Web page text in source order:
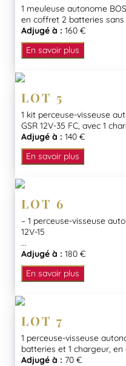
1 meuleuse autonome
en coffret 2 batteries
Adjugé à : 160 €
En savoir plus
LOT 5
1 kit perceuse-visseuse
GSR 12V-35 FC, avec 1
Adjugé à : 140 €
En savoir plus
LOT 6
– 1 perceuse-visseuse
12V-15
...
Adjugé à : 180 €
En savoir plus
LOT 7
1 perceuse-visseuse
batteries et 1 chargeur,
Adjugé à : 70 €